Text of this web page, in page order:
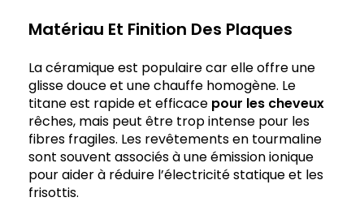
Matériau Et Finition Des Plaques
La céramique est populaire car elle offre une
glisse douce et une chauffe homogène. Le
titane est rapide et efficace pour les cheveux
rêches, mais peut être trop intense pour les
fibres fragiles. Les revêtements en tourmaline
sont souvent associés à une émission ionique
pour aider à réduire l’électricité statique et les
frisottis.